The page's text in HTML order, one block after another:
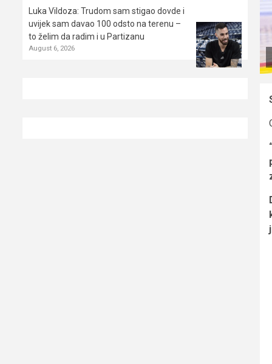
Luka Vildoza: Trudom sam stigao dovde i
uvijek sam davao 100 odsto na terenu –
to želim da radim i u Partizanu
August 6, 2026